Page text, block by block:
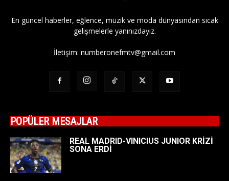
En güncel haberler, eğlence, müzik ve moda dünyasından sıcak
gelişmelerle yanınızdayız.
İletişim: numberonefmtv@gmail.com
POPÜLER MESAJLAR
REAL MADRID-VINICIUS JUNIOR KRİZİ
SONA ERDİ